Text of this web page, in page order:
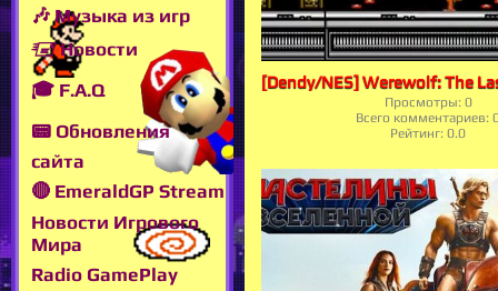
🎶 Музыка из игр
🖅 Новости
🎓 F.A.Q
📟 Обновления
сайта
🔴 EmeraldGP Stream
Новости Игрового
Мира
Radio GamePlay
Просмотры: 0
Всего комментариев:
Рейтинг: 0.0